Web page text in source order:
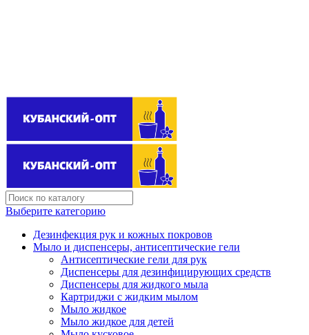
Выберите категорию
Дезинфекция рук и кожных покровов
Мыло и диспенсеры, антисептические гели
Антисептические гели для рук
Диспенсеры для дезинфицирующих средств
Диспенсеры для жидкого мыла
Картриджи с жидким мылом
Мыло жидкое
Мыло жидкое для детей